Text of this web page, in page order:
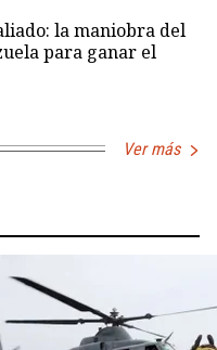
la maniobra del
para ganar el
Ver más